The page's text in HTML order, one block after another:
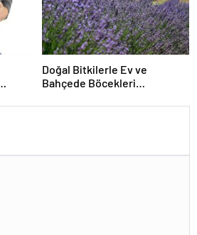
Doğal Bitkilerle Ev ve
Bahçede Böcekleri